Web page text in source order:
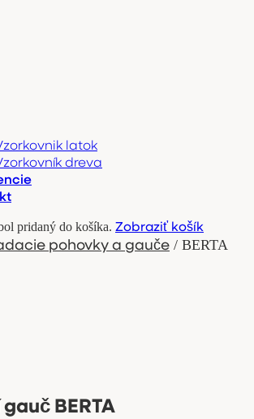
latok
dreva
pridaný do košíka. Zobraziť košík
pohovky a gauče / BERTA
BERTA